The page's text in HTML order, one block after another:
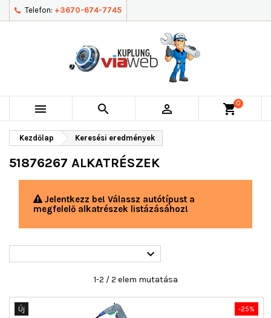
Telefon: +3670-674-7745
   shopping_cart0
Kezdőlap Keresési eredmények
51876267 ALKATRÉSZEK
Jelentkezz be! Válassz autótípust a
megfelelő alkatrészek listázásához!

1-2 / 2 elem mutatása
-25%
Új